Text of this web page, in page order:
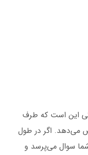
این است که طرف
می‌دهد. اگر در طول
سوال می‌پرسد و